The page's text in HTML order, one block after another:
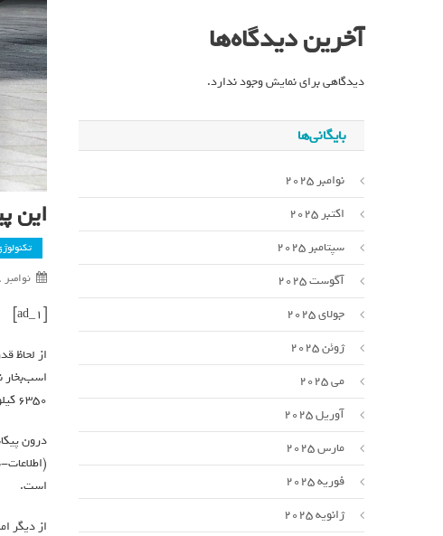
این
نوامبر 8, 2023
[ad_1]
۶۳۵۰ کیلوگرمی پیکاپ مورد بحث است.
است.
آخرین دیدگاه‌ها
دیدگاهی برای نمایش وجود ندارد.
بایگانی‌ها
نوامبر 2025
اکتبر 2025
سپتامبر 2025
آگوست 2025
جولای 2025
ژوئن 2025
می 2025
آوریل 2025
مارس 2025
فوریه 2025
ژانویه 2025